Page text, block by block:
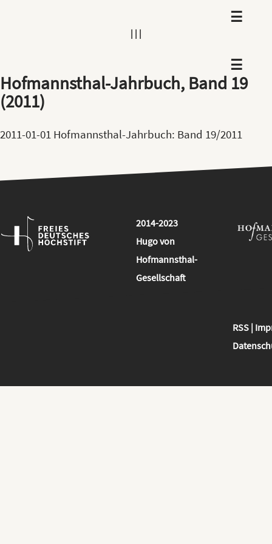
| | |
Hofmannsthal-Jahrbuch, Band 19
(2011)
2011-01-01 Hofmannsthal-Jahrbuch: Band 19/2011
2014-2023
Hugo von
Hofmannsthal-
Gesellschaft
RSS|